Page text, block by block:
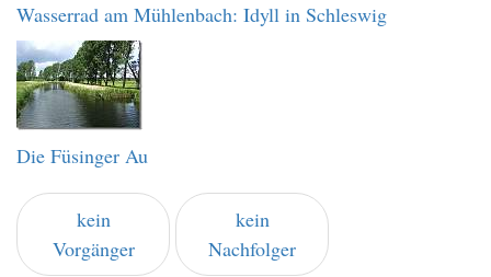
Wasserrad am Mühlenbach: Idyll in Schleswig
Die Füsinger Au
kein
Vorgänger
kein
Nachfolger